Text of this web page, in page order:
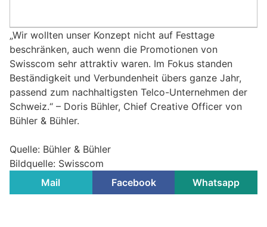
„Wir wollten unser Konzept nicht auf Festtage
beschränken, auch wenn die Promotionen von
Swisscom sehr attraktiv waren. Im Fokus standen
Beständigkeit und Verbundenheit übers ganze Jahr,
passend zum nachhaltigsten Telco-Unternehmen der
Schweiz.“ – Doris Bühler, Chief Creative Officer von
Bühler & Bühler.
Quelle: Bühler & Bühler
Bildquelle: Swisscom
Mail
Facebook Whatsapp